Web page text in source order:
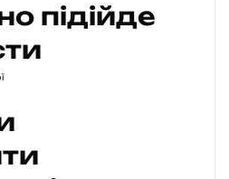
підійде